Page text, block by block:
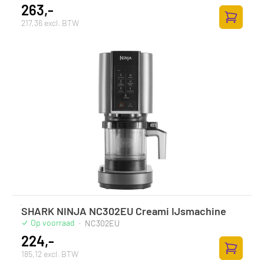
263,-
217,36 excl. BTW
SHARK NINJA NC302EU Creami IJsmachine
Op voorraad · NC302EU
224,-
185,12 excl. BTW